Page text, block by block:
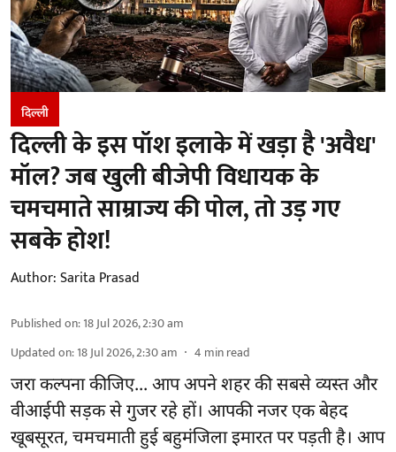
दिल्ली
दिल्ली के इस पॉश इलाके में खड़ा है 'अवैध'
मॉल? जब खुली बीजेपी विधायक के
चमचमाते साम्राज्य की पोल, तो उड़ गए
सबके होश!
Author:Sarita Prasad
Published on:18 Jul 2026, 2:30 am
Updated on:18 Jul 2026, 2:30 am 4 min read
जरा कल्पना कीजिए... आप अपने शहर की सबसे व्यस्त और
वीआईपी सड़क से गुजर रहे हों। आपकी नजर एक बेहद
खूबसूरत, चमचमाती हुई बहुमंजिला इमारत पर पड़ती है। आप